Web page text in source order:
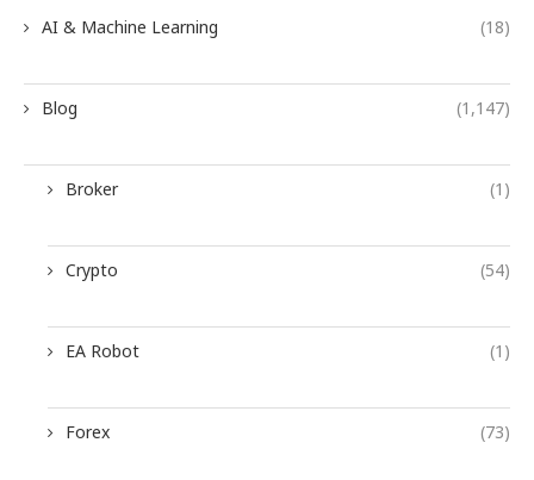
AI & Machine Learning (18)
Blog (1,147)
Broker (1)
Crypto (54)
EA Robot (1)
Forex (73)